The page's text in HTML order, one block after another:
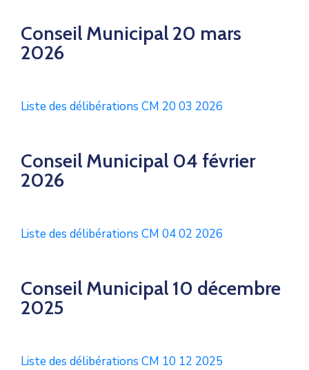
Conseil Municipal 20 mars
2026
Liste des délibérations CM 20 03 2026
Conseil Municipal 04 février
2026
Liste des délibérations CM 04 02 2026
Conseil Municipal 10 décembre
2025
Liste des délibérations CM 10 12 2025